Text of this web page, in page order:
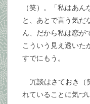
（笑）。「私はあん
と、あとで言う気だ
ん、だから私は恋が
こういう見え透いた
すでにもう。
冗談はさておき（
れていることに気づ